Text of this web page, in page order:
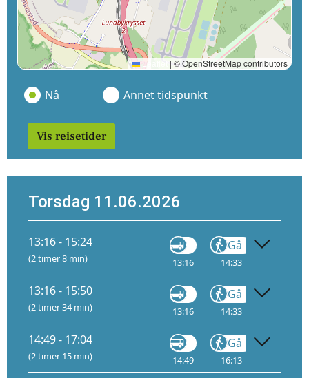
Leaflet | © OpenStreetMap contributors
Nå Annet tidspunkt
Vis reisetider
Torsdag 11.06.2026
13:16 - 15:24
(2 timer 8 min) 13:16
Gå
14:33
13:16 - 15:50
(2 timer 34 min) 13:16
Gå
14:33
14:49 - 17:04
(2 timer 15 min) 14:49
Gå
16:13